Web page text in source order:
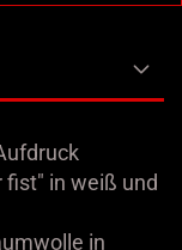
fist" in weiß und
in